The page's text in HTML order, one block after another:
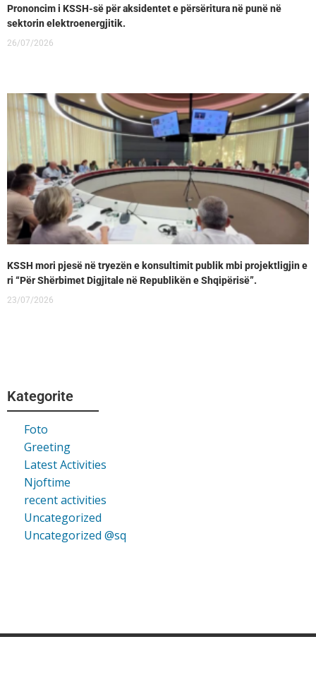
Prononcim i KSSH-së për aksidentet e përsëritura në punë në
sektorin elektroenergjitik.
26/07/2026
KSSH mori pjesë në tryezën e konsultimit publik mbi projektligjin e
ri “Për Shërbimet Digjitale në Republikën e Shqipërisë”.
23/07/2026
Kategorite
Foto
Greeting
Latest Activities
Njoftime
recent activities
Uncategorized
Uncategorized @sq